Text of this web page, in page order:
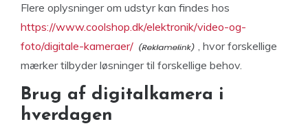
Flere oplysninger om udstyr kan findes hos
https://www.coolshop.dk/elektronik/video-og-
foto/digitale-kameraer/
, hvor forskellige
mærker tilbyder løsninger til forskellige behov.
Brug af digitalkamera i
hverdagen